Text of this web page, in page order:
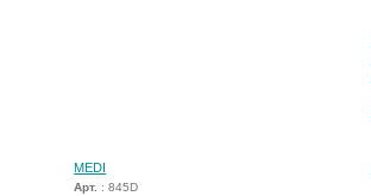
MEDI
Арт. : 845D